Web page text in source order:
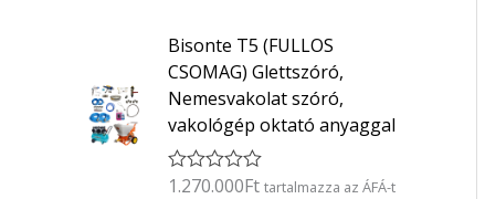
Bisonte T5 (FULLOS
CSOMAG) Glettszóró,
Nemesvakolat szóró,
vakológép oktató anyaggal
É1.270.000Ft tartalmazza az ÁFÁ-t